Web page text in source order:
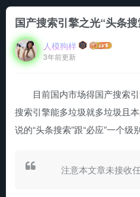
国产搜索引擎之光“头条搜
人模狗样
3年前更新
目前国内市场得国产搜索
搜索引擎能多垃圾就多垃圾且
说的“头条搜索”跟“必应”一个级
注意本文章未接收